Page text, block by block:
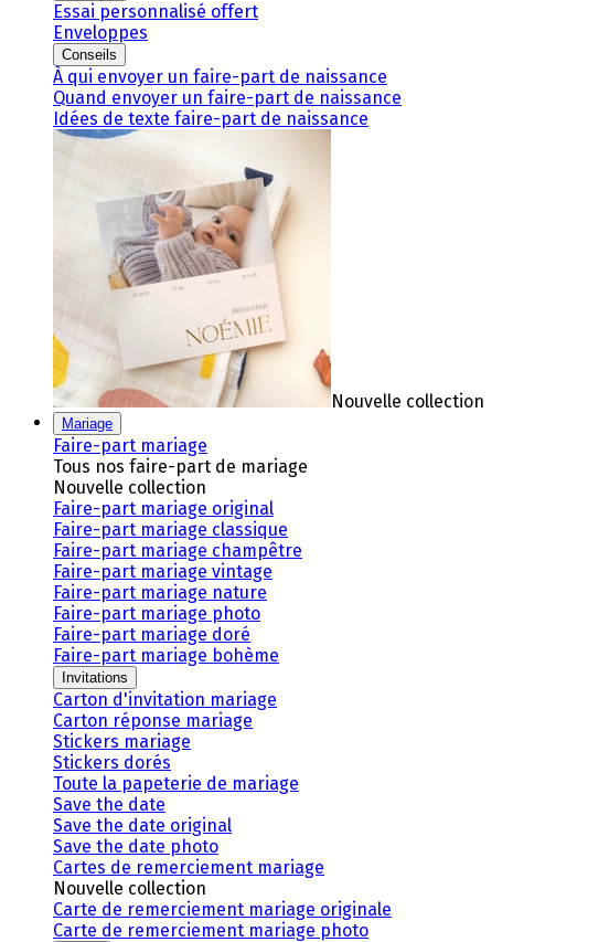
Essai personnalisé offert
Enveloppes
Conseils
À qui envoyer un faire-part de naissance
Quand envoyer un faire-part de naissance
Idées de texte faire-part de naissance
Nouvelle collection
Mariage
Faire-part mariage
Tous nos faire-part de mariage
Nouvelle collection
Faire-part mariage original
Faire-part mariage classique
Faire-part mariage champêtre
Faire-part mariage vintage
Faire-part mariage nature
Faire-part mariage photo
Faire-part mariage doré
Faire-part mariage bohème
Invitations
Carton d'invitation mariage
Carton réponse mariage
Stickers mariage
Stickers dorés
Toute la papeterie de mariage
Save the date
Save the date original
Save the date photo
Cartes de remerciement mariage
Nouvelle collection
Carte de remerciement mariage originale
Carte de remerciement mariage photo